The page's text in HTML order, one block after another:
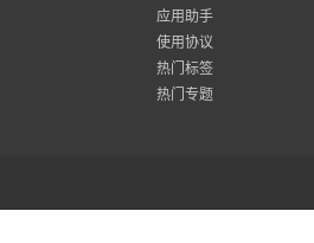
应用助手
使用协议
热门标签
热门专题